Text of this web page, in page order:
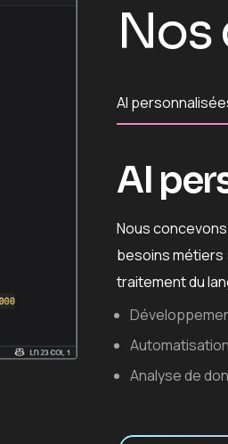
Nos
AI
AI
Nous
besoins métiers
traitement du
Analyse de